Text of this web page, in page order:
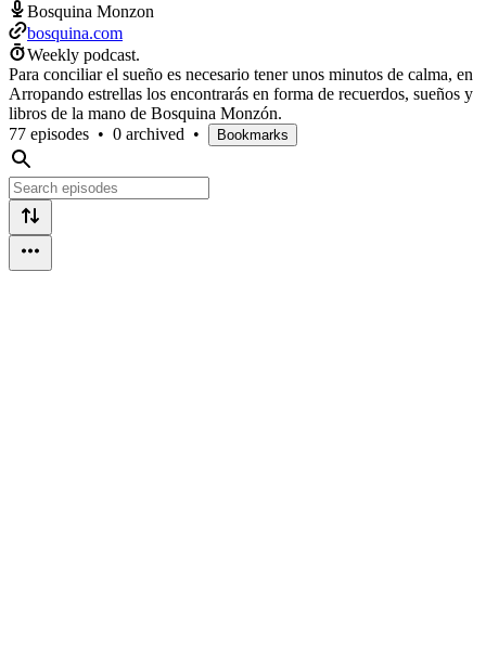
Bosquina Monzon
bosquina.com
Weekly podcast.
Para conciliar el sueño es necesario tener unos minutos de calma, en
Arropando estrellas los encontrarás en forma de recuerdos, sueños y
libros de la mano de Bosquina Monzón.
77 episodes • 0 archived • Bookmarks